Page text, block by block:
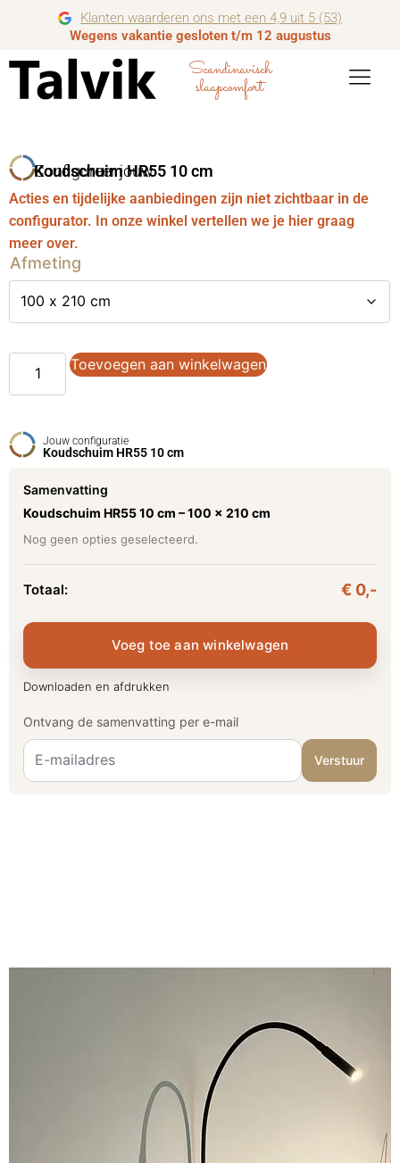
Klanten waarderen ons met een 4,9 uit 5 (53)
Wegens vakantie gesloten t/m 12 augustus
Scandinavisch
slaapcomfort
Configureer jouw
Koudschuim HR55 10 cm
Acties en tijdelijke aanbiedingen zijn niet zichtbaar in de
configurator. In onze winkel vertellen we je hier graag
meer over.
Afmeting
Toevoegen aan winkelwagen
Jouw configuratie
Koudschuim HR55 10 cm
Samenvatting
Koudschuim HR55 10 cm –100 x 210 cm
Nog geen opties geselecteerd.
Totaal: € 0,-
Voeg toe aan winkelwagen
Downloaden en afdrukken
Ontvang de samenvatting per e-mail
Verstuur